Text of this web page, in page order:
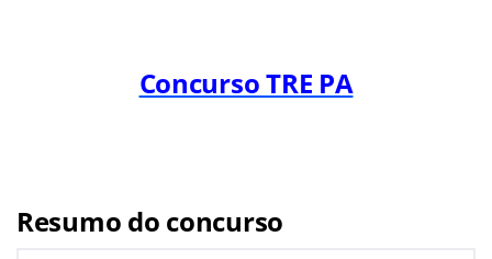
Concurso TRE PA
Resumo do concurso